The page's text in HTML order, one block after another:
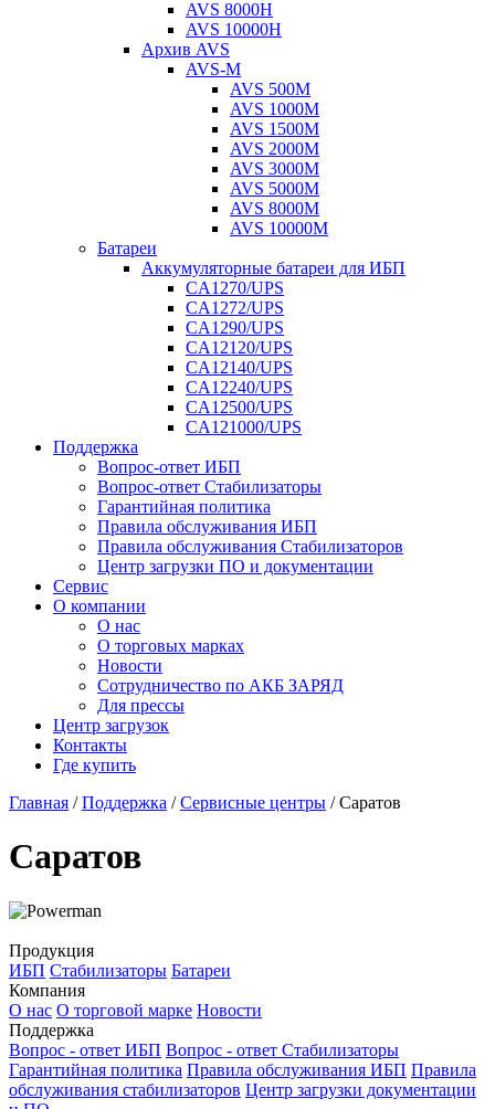
AVS 8000H
AVS 10000H
Архив AVS
AVS-M
AVS 500M
AVS 1000M
AVS 1500M
AVS 2000M
AVS 3000M
AVS 5000M
AVS 8000M
AVS 10000M
Батареи
Аккумуляторные батареи для ИБП
CA1270/UPS
CA1272/UPS
CA1290/UPS
CA12120/UPS
CA12140/UPS
CA12240/UPS
CA12500/UPS
CA121000/UPS
Поддержка
Вопрос-ответ ИБП
Вопрос-ответ Стабилизаторы
Гарантийная политика
Правила обслуживания ИБП
Правила обслуживания Стабилизаторов
Центр загрузки ПО и документации
Сервис
О компании
О нас
О торговых марках
Новости
Сотрудничество по АКБ ЗАРЯД
Для прессы
Центр загрузок
Контакты
Где купить
Главная /Поддержка /Сервисные центры /Саратов
Саратов
Продукция
ИБП Стабилизаторы Батареи
Компания
О нас О торговой марке Новости
Поддержка
Вопрос - ответ ИБП Вопрос - ответ Стабилизаторы
Гарантийная политика Правила обслуживания ИБП Правила
обслуживания стабилизаторов Центр загрузки документации